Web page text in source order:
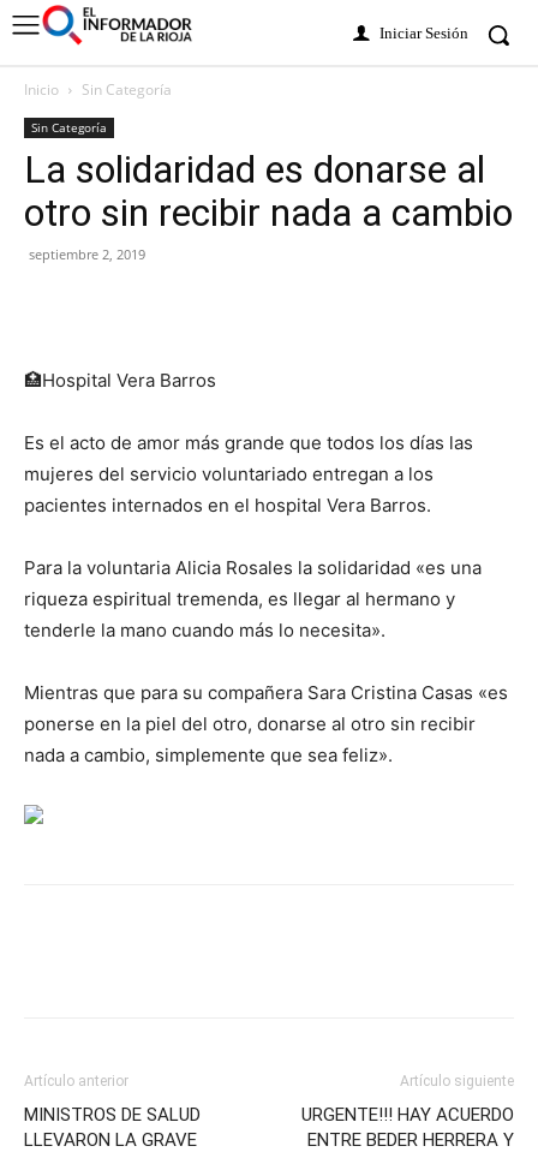
Iniciar Sesión
Inicio Sin Categoría
Sin Categoría
La solidaridad es donarse al
otro sin recibir nada a cambio
septiembre 2, 2019
🏥Hospital Vera Barros
Es el acto de amor más grande que todos los días las
mujeres del servicio voluntariado entregan a los
pacientes internados en el hospital Vera Barros.
Para la voluntaria Alicia Rosales la solidaridad «es una
riqueza espiritual tremenda, es llegar al hermano y
tenderle la mano cuando más lo necesita».
Mientras que para su compañera Sara Cristina Casas «es
ponerse en la piel del otro, donarse al otro sin recibir
nada a cambio, simplemente que sea feliz».
Artículo anterior
MINISTROS DE SALUD
LLEVARON LA GRAVE
Artículo siguiente
URGENTE!!! HAY ACUERDO
ENTRE BEDER HERRERA Y